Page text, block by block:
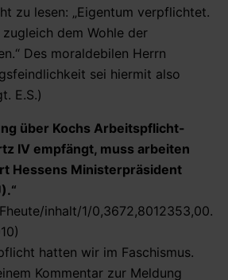
zu lesen: „Eigentum verpflichtet.
dem Wohle der
Des moraldebilen Herrn
sei hiermit also
E.S.)
über Kochs Arbeitspflicht-
IV empfängt, muss arbeiten
Hessens Ministerpräsident
inhalt/1/0,3672,8012353,00.
hatten wir im Faschismus.
Kommentar zur Meldung